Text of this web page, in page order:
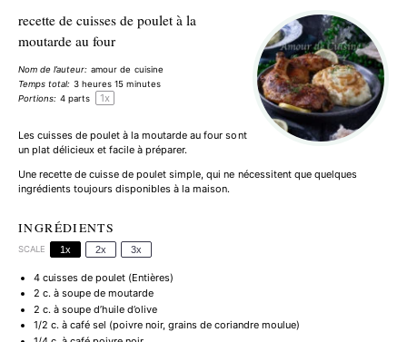
recette de cuisses de poulet à la
moutarde au four
Nom de l’auteur: amour de cuisine
Temps total: 3 heures 15 minutes
Portions: 4 parts 1x
Les cuisses de poulet à la moutarde au four sont
un plat délicieux et facile à préparer.
Une recette de cuisse de poulet simple, qui ne nécessitent que quelques
ingrédients toujours disponibles à la maison.
INGRÉDIENTS
SCALE 1x 2x 3x
4cuisses de poulet (Entières)
2 c. à soupe de moutarde
2 c. à soupe d’huile d’olive
1/2 c. à café sel (poivre noir, grains de coriandre moulue)